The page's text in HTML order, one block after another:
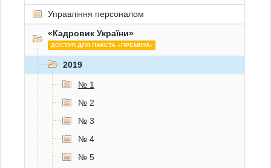
Управління персоналом
«Кадровик України»
ДОСТУП ДЛЯ ПАКЕТА «ПРЕМІУМ»
2019
№ 1
№ 2
№ 3
№ 4
№ 5